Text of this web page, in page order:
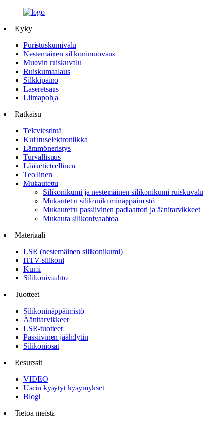
Kyky
Puristuskumivalu
Nestemäinen silikonimuovaus
Muovin ruiskuvalu
Ruiskumaalaus
Silkkipaino
Laseretsaus
Liimapohja
Ratkaisu
Televiestintä
Kulutuselektroniikka
Lämmöneristys
Turvallisuus
Lääketieteellinen
Teollinen
Mukautettu
Silikonikumi ja nestemäinen silikonikumi ruiskuvalu
Mukautettu silikonikuminäppäimistö
Mukautettu passiivinen padiaattori ja äänitarvikkeet
Mukauta silikonivaahtoa
Materiaali
LSR (nestemäinen silikonikumi)
HTV-silikoni
Kumi
Silikonivaahto
Tuotteet
Silikoninäppäimistö
Äänitarvikkeet
LSR-tuotteet
Passiivinen jäähdytin
Silikoniosat
Resurssit
VIDEO
Usein kysytyt kysymykset
Blogi
Tietoa meistä